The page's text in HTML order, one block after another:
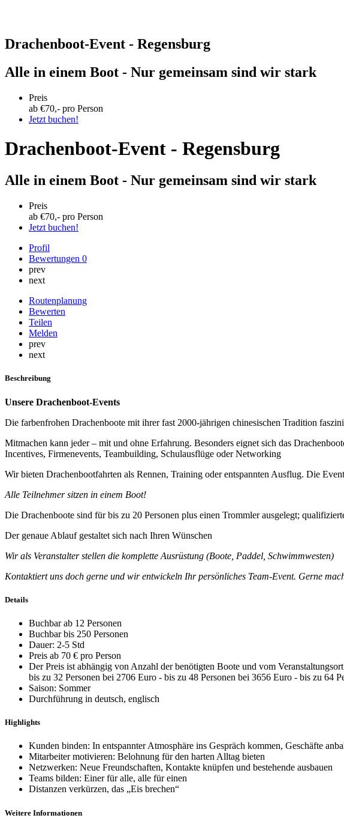
Drachenboot-Event - Regensburg
Alle in einem Boot - Nur gemeinsam sind wir stark
Preis
ab €70,- pro Person
Jetzt buchen!
Drachenboot-Event - Regensburg
Alle in einem Boot - Nur gemeinsam sind wir stark
Preis
ab €70,- pro Person
Jetzt buchen!
Profil
Bewertungen 0
prev
next
Routenplanung
Bewerten
Teilen
Melden
prev
next
Beschreibung
Unsere Drachenboot-Events
Die farbenfrohen Drachenboote mit ihrer fast 2000-jährigen chinesischen Tradition
Mitmachen kann jeder – mit und ohne Erfahrung. Besonders eignet sich das
Incentives, Firmenevents, Teambuilding, Schulausflüge oder Networking
Wir bieten Drachenbootfahrten als Rennen, Training oder entspannten Ausflug. Die
Alle Teilnehmer sitzen in einem Boot!
Die Drachenboote sind für bis zu 20 Personen plus einen Trommler ausgelegt;
Der genaue Ablauf gestaltet sich nach Ihren Wünschen
Wir als Veranstalter stellen die komplette Ausrüstung (Boote, Paddel, Schwimmwesten)
Kontaktiert uns doch gerne und wir entwickeln Ihr persönliches Team-Event. Gerne
Details
Buchbar ab 12 Personen
Buchbar bis 250 Personen
Dauer: 2-5 Std
Preis ab 70 € pro Person
Der Preis ist abhängig von Anzahl der benötigten Boote und vom
bis zu 32 Personen bei 2706 Euro - bis zu 48 Personen bei 3656 Euro - bis zu 64
Saison: Sommer
Durchführung in deutsch, englisch
Highlights
Kunden binden: In entspannter Atmosphäre ins Gespräch kommen, Geschäfte
Mitarbeiter motivieren: Belohnung für den harten Alltag bieten
Netzwerken: Neue Freundschaften, Kontakte knüpfen und bestehende ausbauen
Teams bilden: Einer für alle, alle für einen
Distanzen verkürzen, das „Eis brechen“
Weitere Informationen